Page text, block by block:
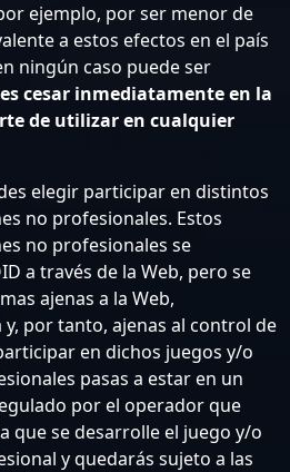
ejemplo, por ser menor de
a estos efectos en el país
ningún caso puede ser
cesar inmediatamente en la
de utilizar en cualquier
elegir participar en distintos
no profesionales. Estos
no profesionales se
a través de la Web, pero se
ajenas a la Web,
por tanto, ajenas al control de
en dichos juegos y/o
pasas a estar en un
por el operador que
que se desarrolle el juego y/o
y quedarás sujeto a las